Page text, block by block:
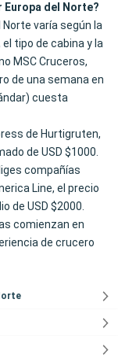
Europa del Norte?
Norte varía según la
tipo de cabina y la
MSC Cruceros,
de una semana en
cuesta
de Hurtigruten,
de USD $1000.
compañías
Line, el precio
de USD $2000.
comienzan en
de crucero